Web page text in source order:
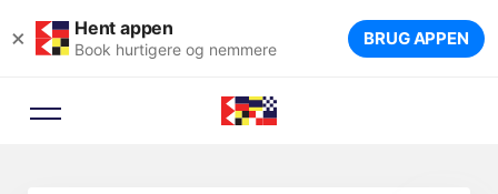
× Hent appen
Book hurtigere og nemmere BRUG APPEN